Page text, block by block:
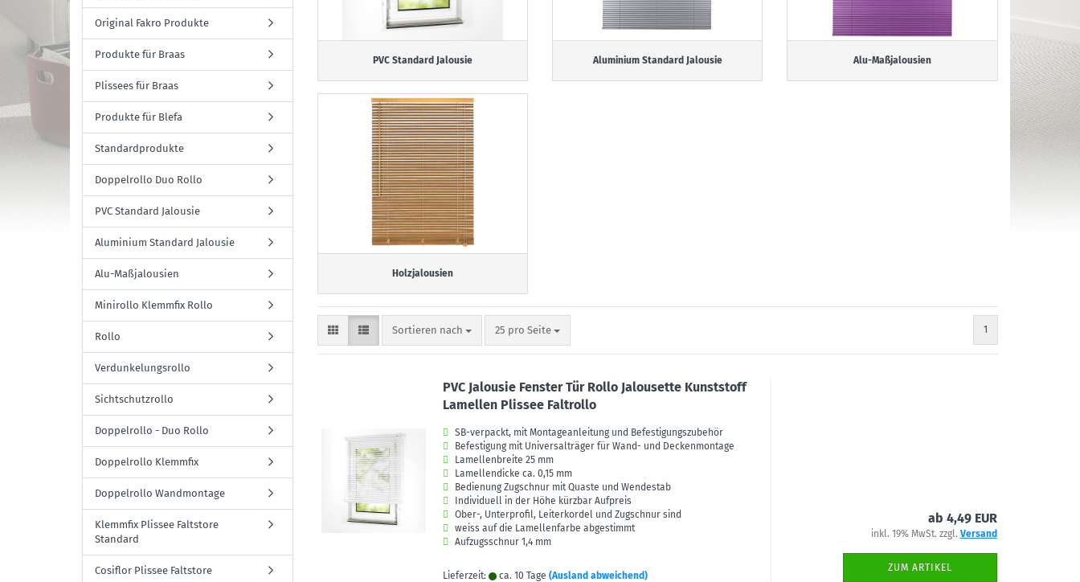
PVC Standard Jalousie Aluminium Standard Jalousie Alu-Maßjalousien
Holzjalousien
Sortieren nach
Sortieren nach 25 pro Seite
pro Seite 1
PVC Jalousie Fenster Tür Rollo Jalousette Kunststoff
Lamellen Plissee Faltrollo
SB-verpackt, mit Montageanleitung und Befestigungszubehör
Befestigung mit Universalträger für Wand- und Deckenmontage
Lamellenbreite 25 mm
Lamellendicke ca. 0,15 mm
Bedienung Zugschnur mit Quaste und Wendestab
Individuell in der Höhe kürzbar Aufpreis
Ober-, Unterprofil, Leiterkordel und Zugschnur sind
weiss auf die Lamellenfarbe abgestimmt
Aufzugsschnur 1,4 mm
Lieferzeit: ca. 10 Tage (Ausland abweichend)
ab 4,49 EUR
inkl. 19% MwSt. zzgl. Versand
ZUM ARTIKEL
Original Fakro Produkte
Produkte für Braas
Plissees für Braas
Produkte für Blefa
Standardprodukte
Doppelrollo Duo Rollo
PVC Standard Jalousie
Aluminium Standard Jalousie
Alu-Maßjalousien
Minirollo Klemmfix Rollo
Rollo
Verdunkelungsrollo
Sichtschutzrollo
Doppelrollo - Duo Rollo
Doppelrollo Klemmfix
Doppelrollo Wandmontage
Klemmfix Plissee Faltstore
Standard
Cosiflor Plissee Faltstore